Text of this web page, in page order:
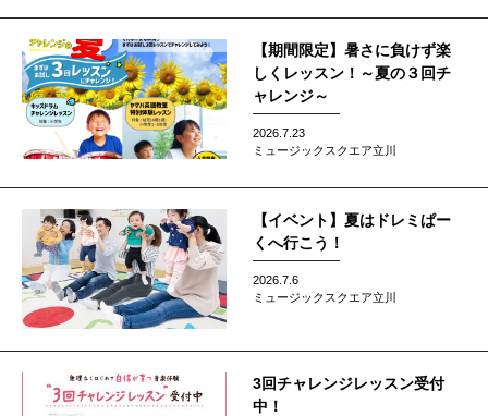
【期間限定】暑さに負けず楽
しくレッスン！～夏の３回チ
ャレンジ～
2026.7.23
ミュージックスクエア立川
【イベント】夏はドレミぱー
くへ行こう！
2026.7.6
ミュージックスクエア立川
3回チャレンジレッスン受付
中！